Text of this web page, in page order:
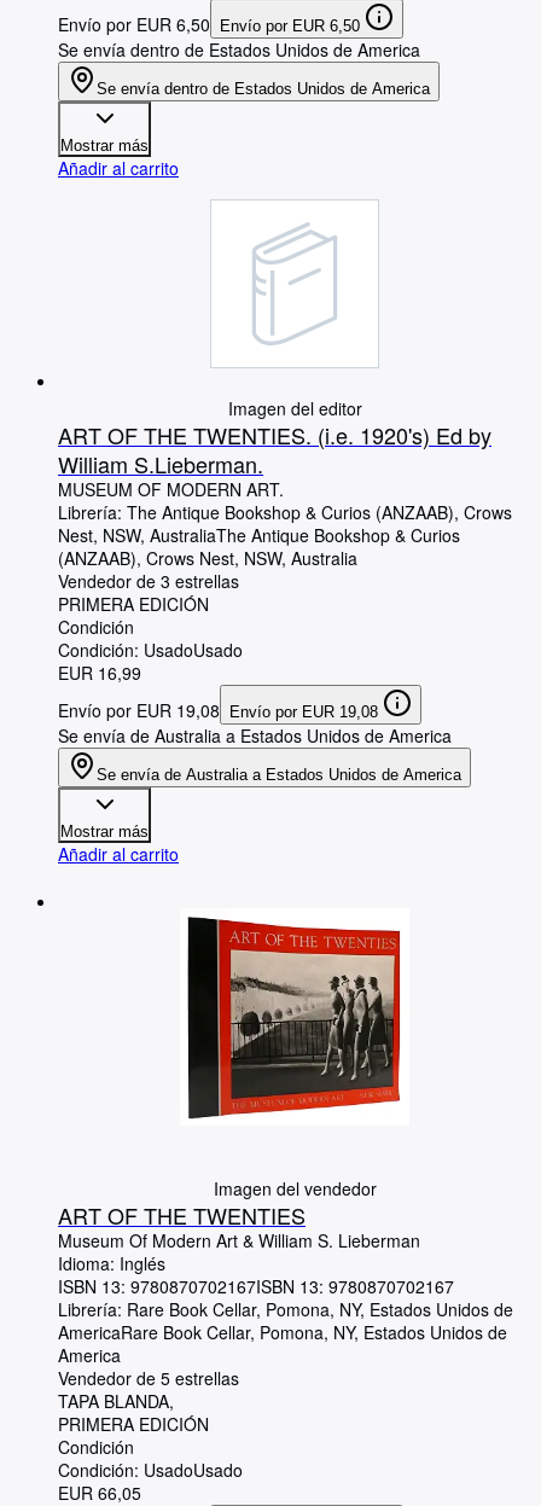
Envío por EUR 6,50
Envío por EUR 6,50
Se envía dentro de Estados Unidos de America
Se envía dentro de Estados Unidos de America
Mostrar más
Añadir al carrito
Imagen del editor
ART OF THE TWENTIES. (i.e. 1920's) Ed by
William S.Lieberman.
MUSEUM OF MODERN ART.
Librería: The Antique Bookshop & Curios (ANZAAB), Crows
Nest, NSW, AustraliaThe Antique Bookshop & Curios
(ANZAAB), Crows Nest, NSW, Australia
Vendedor de 3 estrellas
PRIMERA EDICIÓN
Condición
Condición: UsadoUsado
EUR 16,99
Envío por EUR 19,08
Envío por EUR 19,08
Se envía de Australia a Estados Unidos de America
Se envía de Australia a Estados Unidos de America
Mostrar más
Añadir al carrito
Imagen del vendedor
ART OF THE TWENTIES
Museum Of Modern Art & William S. Lieberman
Idioma: Inglés
ISBN 13: 9780870702167ISBN 13: 9780870702167
Librería: Rare Book Cellar, Pomona, NY, Estados Unidos de
AmericaRare Book Cellar, Pomona, NY, Estados Unidos de
America
Vendedor de 5 estrellas
TAPA BLANDA
PRIMERA EDICIÓN
Condición
Condición: UsadoUsado
EUR 66,05